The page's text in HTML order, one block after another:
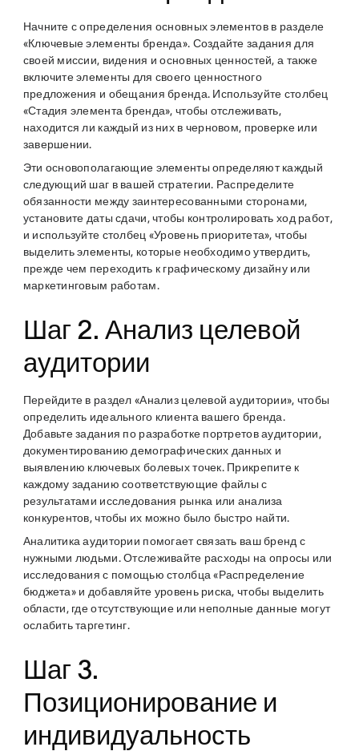
Начните с определения основных элементов в разделе
«Ключевые элементы бренда». Создайте задания для
своей миссии, видения и основных ценностей, а также
включите элементы для своего ценностного
предложения и обещания бренда. Используйте столбец
«Стадия элемента бренда», чтобы отслеживать,
находится ли каждый из них в черновом, проверке или
завершении.
Эти основополагающие элементы определяют каждый
следующий шаг в вашей стратегии. Распределите
обязанности между заинтересованными сторонами,
установите даты сдачи, чтобы контролировать ход работ,
и используйте столбец «Уровень приоритета», чтобы
выделить элементы, которые необходимо утвердить,
прежде чем переходить к графическому дизайну или
маркетинговым работам.
Шаг 2. Анализ целевой
аудитории
Перейдите в раздел «Анализ целевой аудитории», чтобы
определить идеального клиента вашего бренда.
Добавьте задания по разработке портретов аудитории,
документированию демографических данных и
выявлению ключевых болевых точек. Прикрепите к
каждому заданию соответствующие файлы с
результатами исследования рынка или анализа
конкурентов, чтобы их можно было быстро найти.
Аналитика аудитории помогает связать ваш бренд с
нужными людьми. Отслеживайте расходы на опросы или
исследования с помощью столбца «Распределение
бюджета» и добавляйте уровень риска, чтобы выделить
области, где отсутствующие или неполные данные могут
ослабить таргетинг.
Шаг 3.
Позиционирование и
индивидуальность